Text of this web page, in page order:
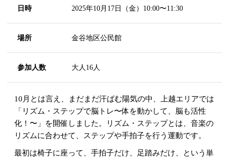
日時 2025年10月17日（金）10:00〜11:30
場所 金谷地区公民館
参加人数 大人16人
10月とは言え、まだまだ汗ばむ陽気の中、上越エリアでは
「リズム・ステップで脳トレ〜体を動かして、脳も活性
化！〜」を開催しました。リズム・ステップとは、音楽の
リズムに合わせて、ステップや手拍子を行う運動です。
最初は椅子に座って、手拍子だけ、足踏みだけ、という単